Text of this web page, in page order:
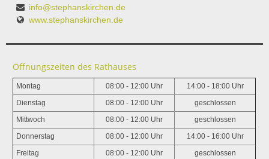
info@stephanskirchen.de
www.stephanskirchen.de
Öffnungszeiten des Rathauses
Montag 08:00 - 12:00 Uhr 14:00 - 18:00 Uhr
Dienstag 08:00 - 12:00 Uhr geschlossen
Mittwoch 08:00 - 12:00 Uhr geschlossen
Donnerstag 08:00 - 12:00 Uhr 14:00 - 16:00 Uhr
Freitag 08:00 - 12:00 Uhr geschlossen